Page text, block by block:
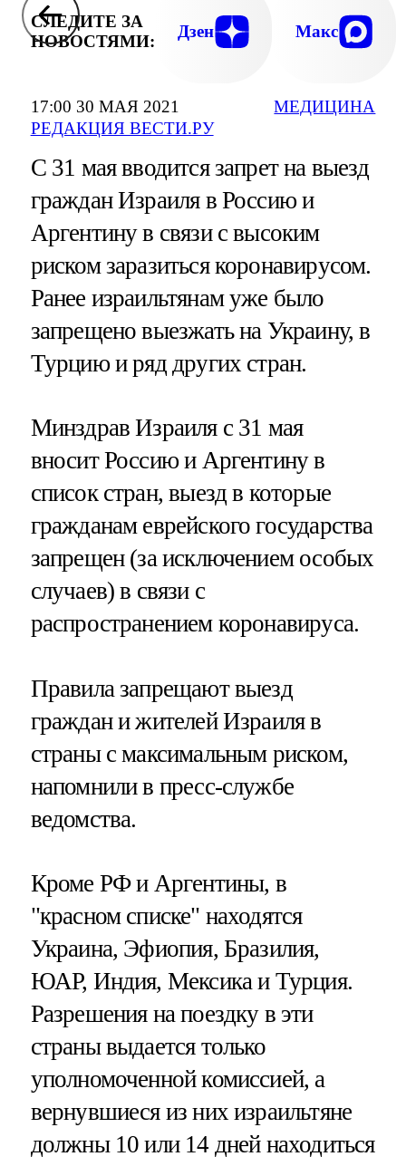
17:00 30 МАЯ 2021
РЕДАКЦИЯ ВЕСТИ.РУ
МЕДИЦИНА
СЛЕДИТЕ ЗА
НОВОСТЯМИ:
Дзен Макс
С 31 мая вводится запрет на выезд
граждан Израиля в Россию и
Аргентину в связи с высоким
риском заразиться коронавирусом.
Ранее израильтянам уже было
запрещено выезжать на Украину, в
Турцию и ряд других стран.
Минздрав Израиля с 31 мая
вносит Россию и Аргентину в
список стран, выезд в которые
гражданам еврейского государства
запрещен (за исключением особых
случаев) в связи с
распространением коронавируса.
Правила запрещают выезд
граждан и жителей Израиля в
страны с максимальным риском,
напомнили в пресс-службе
ведомства.
Кроме РФ и Аргентины, в
"красном списке" находятся
Украина, Эфиопия, Бразилия,
ЮАР, Индия, Мексика и Турция.
Разрешения на поездку в эти
страны выдается только
уполномоченной комиссией, а
вернувшиеся из них израильтяне
должны 10 или 14 дней находиться